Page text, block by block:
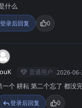
什么
登录后回复 0
Z
普通用户 2026-
一个 耕耘 第二个忘了 都没
登录后回复 0